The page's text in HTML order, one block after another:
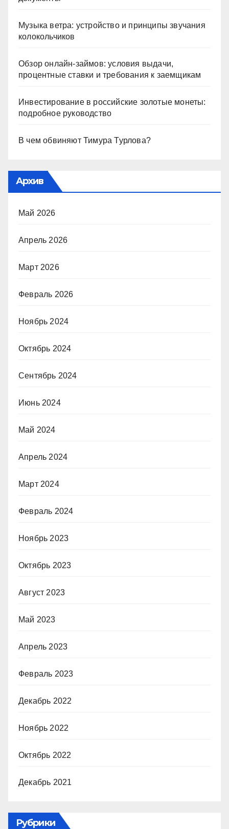
Музыка ветра: устройство и принципы звучания
колокольчиков
Обзор онлайн-займов: условия выдачи,
процентные ставки и требования к заемщикам
Инвестирование в российские золотые монеты:
подробное руководство
В чем обвиняют Тимура Турлова?
Архив
Май 2026
Апрель 2026
Март 2026
Февраль 2026
Ноябрь 2024
Октябрь 2024
Сентябрь 2024
Июнь 2024
Май 2024
Апрель 2024
Март 2024
Февраль 2024
Ноябрь 2023
Октябрь 2023
Август 2023
Май 2023
Апрель 2023
Февраль 2023
Декабрь 2022
Ноябрь 2022
Октябрь 2022
Декабрь 2021
Рубрики